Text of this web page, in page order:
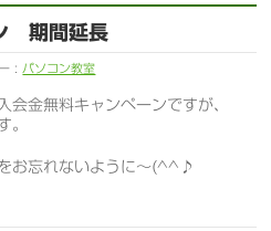
期間延長
: パソコン教室
会金無料キャンペーンですが、
。
お忘れないように～(^^♪